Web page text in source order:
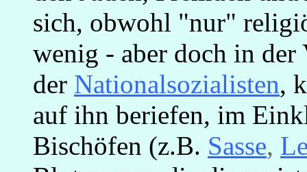
sich, obwohl "nur"
wenig - aber doch in der
der Nationalsozialisten,
auf ihn beriefen, im
Bischöfen (z.B. Sasse,